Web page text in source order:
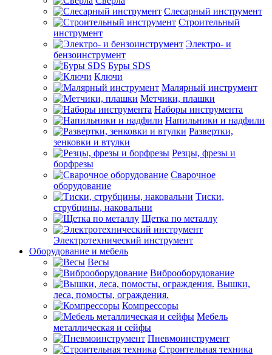
Слесарный инструмент
Строительный
инструмент
Электро- и
бензоинструмент
Буры SDS
Ключи
Малярный инструмент
Метчики, плашки
Наборы инструмента
Напильники и надфили
Развертки,
зенковки и втулки
Резцы, фрезы и
борфрезы
Сварочное
оборудование
Тиски,
струбцины, наковальни
Щетка по металлу
Электротехнический инструмент
Оборудование и мебель
Весы
Виброоборудование
Вышки,
леса, помосты, ограждения.
Компрессоры
Мебель
металлическая и сейфы
Пневмоинструмент
Строительная техника